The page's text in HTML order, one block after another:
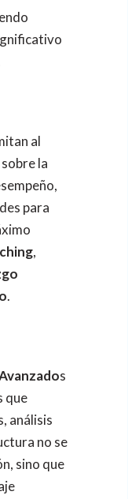
al
la
para
,
.
s
que
análisis
no se
sino que